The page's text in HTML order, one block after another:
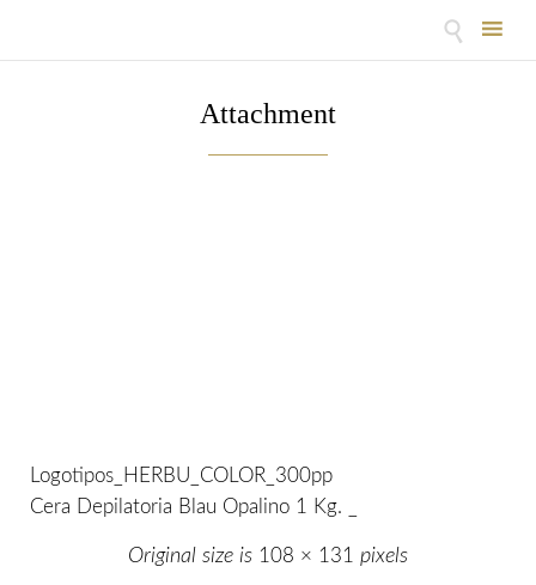

Attachment
Logotipos_HERBU_COLOR_300pp
Cera Depilatoria Blau Opalino 1 Kg. _
Original size is 108 × 131 pixels